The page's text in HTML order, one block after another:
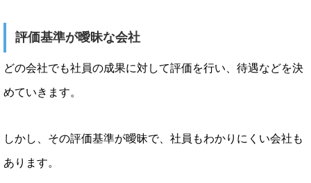
評価基準が曖昧な会社
どの会社でも社員の成果に対して評価を行い、待遇などを決
めていきます。
しかし、その評価基準が曖昧で、社員もわかりにくい会社も
あります。